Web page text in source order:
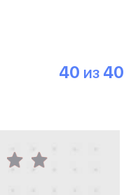
40 ИЗ 40